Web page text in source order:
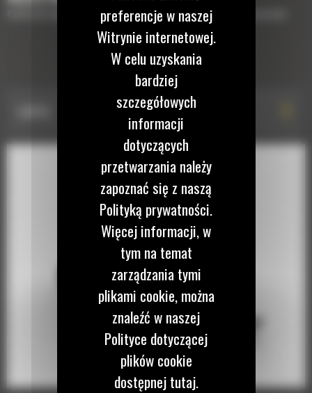
Krótki opis wyposażenia lub osprzętów potrzebnych do uzupełnienia maszyny
PŁYTY WIBRACYJNE
preferencje w naszej
Witrynie internetowej.
W celu uzyskania
bardziej
szczegółowych
informacji
dotyczących
przetwarzania należy
zapoznać się z naszą
Polityką prywatności.
Więcej informacji, w
tym na temat
zarządzania tymi
plikami cookie, można
znaleźć w naszej
Polityce dotyczącej
plików cookie
dostępnej tutaj.